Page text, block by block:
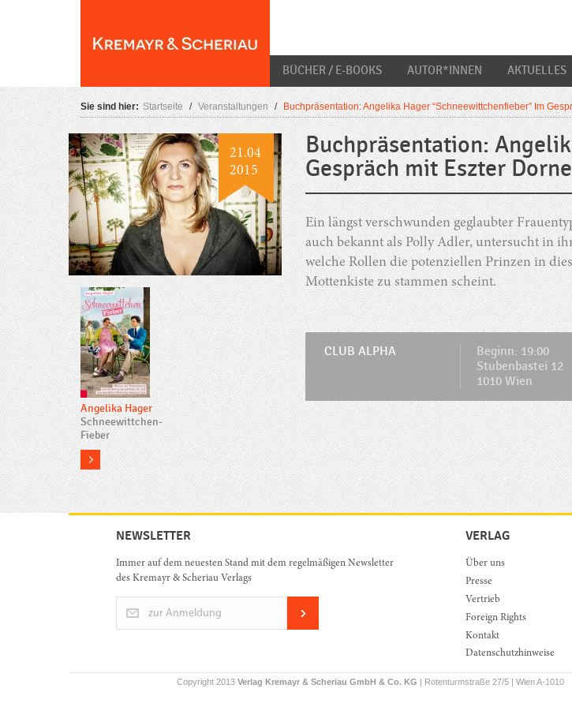
BÜCHER / E-BOOKS AUTOR*INNEN AKTUELLES
Sie sind hier: Startseite / Veranstaltungen / Buchpräsentation: Angelika Hager “Schneewittchenfieber” Im
21.04
2015
Angelika Hager
Schneewittchen-
Fieber
more
Buchpräsentation:
Gespräch mit Eszter
Ein längst verschwunden geglaubter
auch bekannt als Polly Adler, untersucht in
welche Rollen die potenziellen Prinzen in
Mottenkiste zu stammen scheint.
CLUB ALPHA
Beginn: 19:00
Stubenbastei 12
1010 Wien
VERLAG
Über uns
Presse
Vertrieb
Foreign Rights
Kontakt
Datenschutzhinweise
NEWSLETTER
Immer auf dem neuesten Stand mit dem regelmäßigen Newsletter
des Kremayr & Scheriau Verlags
zur Anmeldung
Copyright 2013 Verlag Kremayr & Scheriau GmbH & Co. KG | Rotenturmstraße 27/5 | Wien A-1010